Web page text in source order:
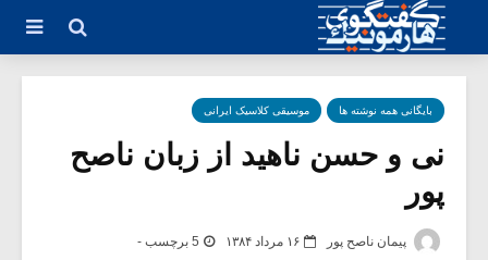
بایگانی همه نوشته ها موسیقی کلاسیک ایرانی
نی و حسن ناهید از زبان ناصح
پور
پیمان ناصح پور ۱۶ مرداد ۱۳۸۴ 5 برچسب -